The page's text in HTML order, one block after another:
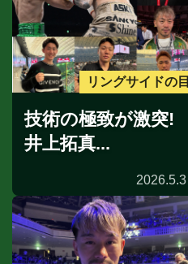
リングサイドの目
技術の極致が激突!
井上拓真...
2026.5.3